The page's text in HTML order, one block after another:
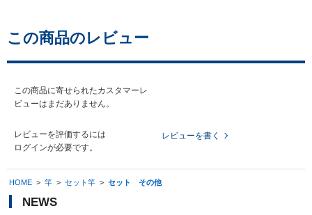
この商品のレビュー
この商品に寄せられたカスタマーレ
ビューはまだありません。
レビューを評価するには
ログインが必要です。
レビューを書く
HOME > 竿 > セット竿 > セット その他
NEWS